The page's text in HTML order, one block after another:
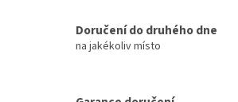
á
Doručení do druhého dne
na jakékoliv místo